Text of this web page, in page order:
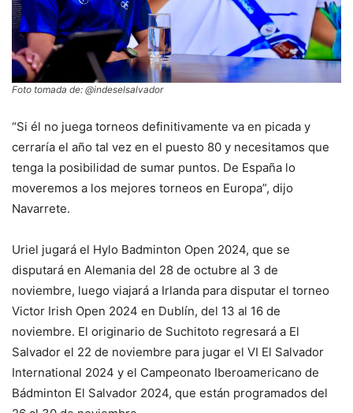
Foto tomada de: @indeselsalvador
“Si él no juega torneos definitivamente va en picada y
cerraría el año tal vez en el puesto 80 y necesitamos que
tenga la posibilidad de sumar puntos. De España lo
moveremos a los mejores torneos en Europa”, dijo
Navarrete.
Uriel jugará el Hylo Badminton Open 2024, que se
disputará en Alemania del 28 de octubre al 3 de
noviembre, luego viajará a Irlanda para disputar el torneo
Victor Irish Open 2024 en Dublín, del 13 al 16 de
noviembre. El originario de Suchitoto regresará a El
Salvador el 22 de noviembre para jugar el VI El Salvador
International 2024 y el Campeonato Iberoamericano de
Bádminton El Salvador 2024, que están programados del